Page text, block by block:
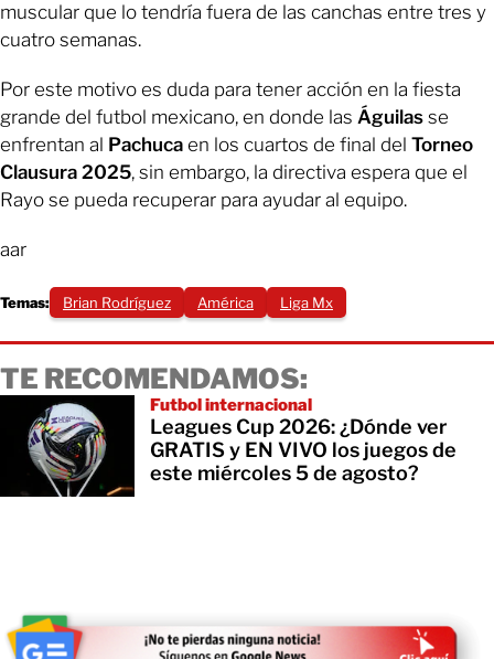
muscular que lo tendría fuera de las canchas entre tres y
cuatro semanas.
Por este motivo es duda para tener acción en la fiesta
grande del futbol mexicano, en donde las Águilas se
enfrentan al Pachuca en los cuartos de final del Torneo
Clausura 2025, sin embargo, la directiva espera que el
Rayo se pueda recuperar para ayudar al equipo.
aar
Temas: Brian Rodríguez América Liga Mx
TE RECOMENDAMOS:
Futbol internacional
Leagues Cup 2026: ¿Dónde ver
GRATIS y EN VIVO los juegos de
este miércoles 5 de agosto?